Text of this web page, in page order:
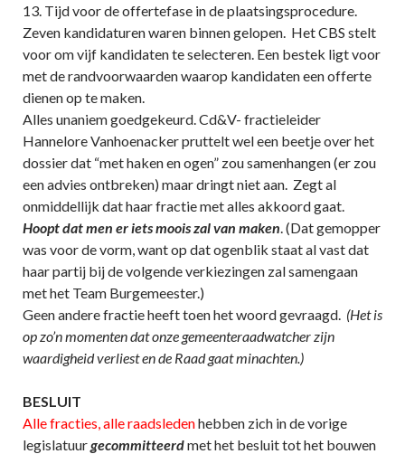
13. Tijd voor de offertefase in de plaatsingsprocedure.
Zeven kandidaturen waren binnen gelopen. Het CBS stelt
voor om vijf kandidaten te selecteren. Een bestek ligt voor
met de randvoorwaarden waarop kandidaten een offerte
dienen op te maken.
Alles unaniem goedgekeurd. Cd&V- fractieleider
Hannelore Vanhoenacker pruttelt wel een beetje over het
dossier dat “met haken en ogen” zou samenhangen (er zou
een advies ontbreken) maar dringt niet aan. Zegt al
onmiddellijk dat haar fractie met alles akkoord gaat.
Hoopt dat men er iets moois zal van maken. (Dat gemopper
was voor de vorm, want op dat ogenblik staat al vast dat
haar partij bij de volgende verkiezingen zal samengaan
met het Team Burgemeester.)
Geen andere fractie heeft toen het woord gevraagd. (Het is
op zo’n momenten dat onze gemeenteraadwatcher zijn
waardigheid verliest en de Raad gaat minachten.)
BESLUIT
Alle fracties, alle raadsledenhebben zich in de vorige
legislatuurgecommitteerdmet het besluit tot het bouwen